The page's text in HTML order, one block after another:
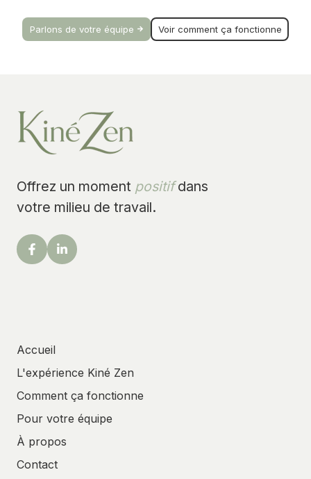
Parlons de votre équipe Voir comment ça fonctionne
Offrez un moment positifdans
votre milieu de travail.
Accueil
L'expérience Kiné Zen
Comment ça fonctionne
Pour votre équipe
À propos
Contact